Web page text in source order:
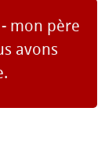
mon père
avons